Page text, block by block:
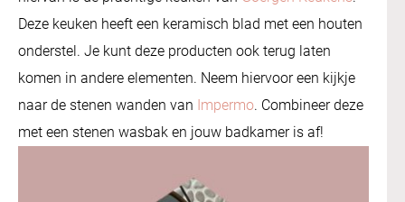
Deze keuken heeft een keramisch blad met een houten
onderstel. Je kunt deze producten ook terug laten
komen in andere elementen. Neem hiervoor een kijkje
naar de stenen wanden van Impermo. Combineer deze
met een stenen wasbak en jouw badkamer is af!